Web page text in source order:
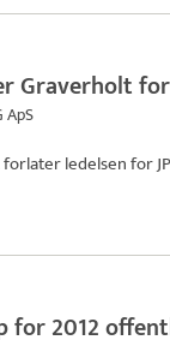
Graverholt
ApS
forlater ledelsen for
for 2012